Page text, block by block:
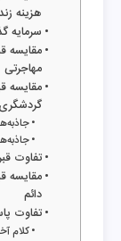
هزینه
سرمایه
مقایسه
مهاجرتی
مقایسه
گردشگری
تفاوت
مقایسه
دائم
تفاوت
کلام